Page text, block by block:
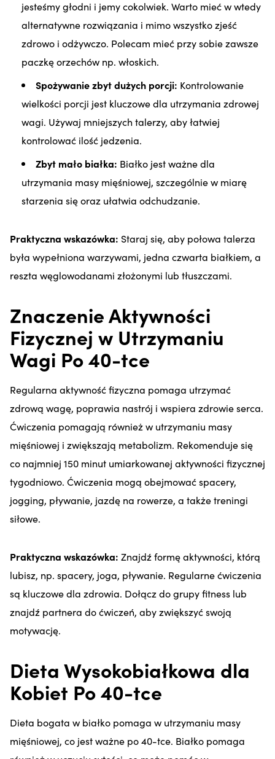
jesteśmy głodni i jemy cokolwiek. Warto mieć w wtedy
alternatywne rozwiązania i mimo wszystko zjeść
zdrowo i odżywczo. Polecam mieć przy sobie zawsze
paczkę orzechów np. włoskich.
Spożywanie zbyt dużych porcji: Kontrolowanie
wielkości porcji jest kluczowe dla utrzymania zdrowej
wagi. Używaj mniejszych talerzy, aby łatwiej
kontrolować ilość jedzenia.
Zbyt mało białka: Białko jest ważne dla
utrzymania masy mięśniowej, szczególnie w miarę
starzenia się oraz ułatwia odchudzanie.
Praktyczna wskazówka: Staraj się, aby połowa talerza
była wypełniona warzywami, jedna czwarta białkiem, a
reszta węglowodanami złożonymi lub tłuszczami.
Znaczenie Aktywności
Fizycznej w Utrzymaniu
Wagi Po 40-tce
Regularna aktywność fizyczna pomaga utrzymać
zdrową wagę, poprawia nastrój i wspiera zdrowie serca.
Ćwiczenia pomagają również w utrzymaniu masy
mięśniowej i zwiększają metabolizm. Rekomenduje się
co najmniej 150 minut umiarkowanej aktywności fizycznej
tygodniowo. Ćwiczenia mogą obejmować spacery,
jogging, pływanie, jazdę na rowerze, a także treningi
siłowe.
Praktyczna wskazówka: Znajdź formę aktywności, którą
lubisz, np. spacery, joga, pływanie. Regularne ćwiczenia
są kluczowe dla zdrowia. Dołącz do grupy fitness lub
znajdź partnera do ćwiczeń, aby zwiększyć swoją
motywację.
Dieta Wysokobiałkowa dla
Kobiet Po 40-tce
Dieta bogata w białko pomaga w utrzymaniu masy
mięśniowej, co jest ważne po 40-tce. Białko pomaga